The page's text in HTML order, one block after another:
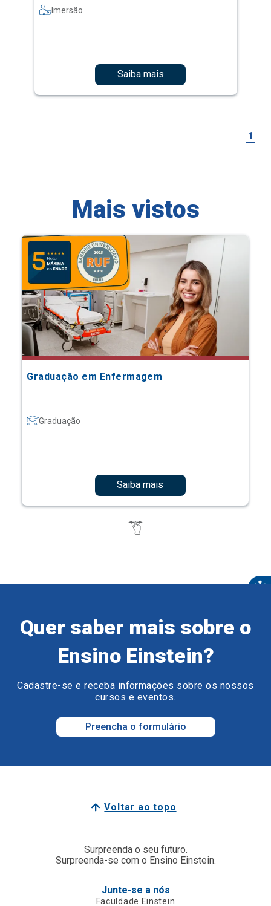
Imersão
Saiba mais
1
Mais vistos
Graduação em Enfermagem
Graduação
Saiba mais
Quer saber mais sobre o
Ensino Einstein?
Cadastre-se e receba informações sobre os nossos
cursos e eventos.
Preencha o formulário
Voltar ao topo
Surpreenda o seu futuro.
Surpreenda-se com o Ensino Einstein.
Junte-se a nós
Faculdade Einstein